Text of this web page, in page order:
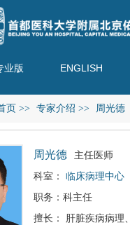
业版 ENGLISH
页 >> 专家介绍 >> 周光德
周光德
主任医师
科室： 临床病理中心
职务：科主任
擅长： 肝脏疾病病理